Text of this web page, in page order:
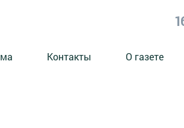
Контакты О газете